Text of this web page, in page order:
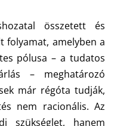
összetett és
folyamat, amelyben a
pólusa – a tudatos
– meghatározó
már régóta tudják,
nem racionális. Az
szükséglet, hanem